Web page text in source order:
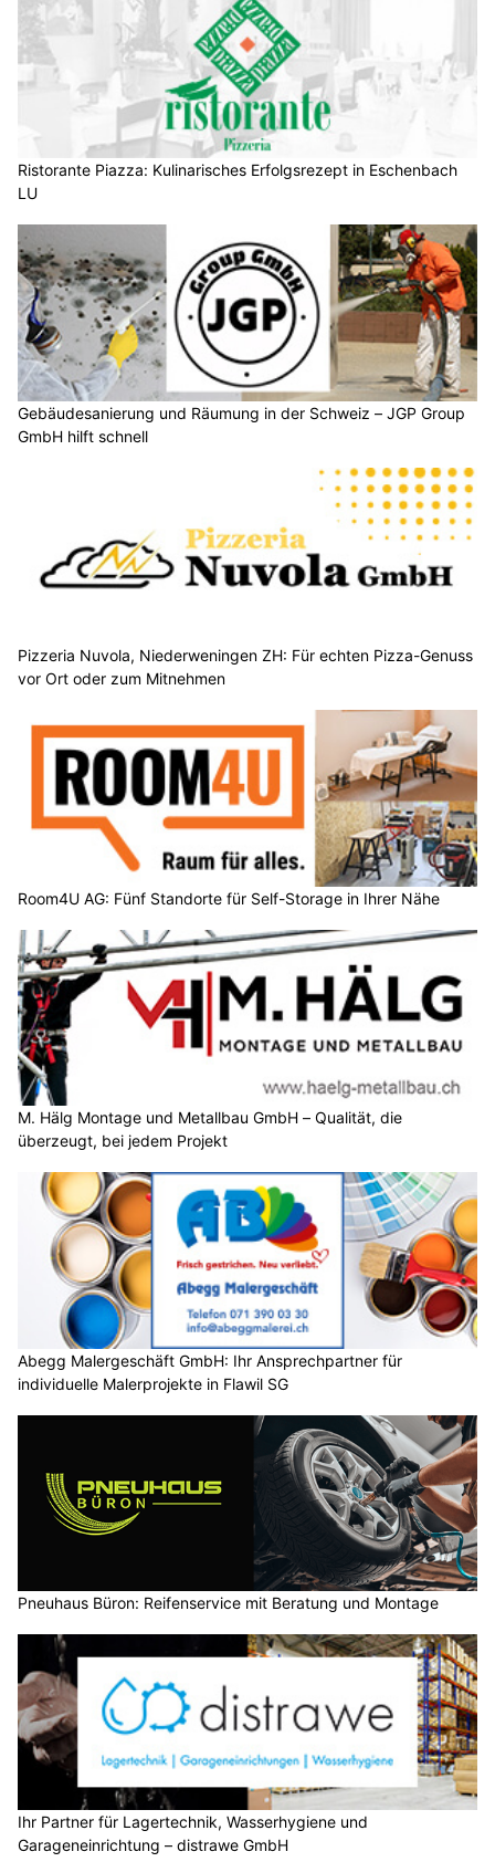
Ristorante Piazza: Kulinarisches Erfolgsrezept in Eschenbach
LU
Gebäudesanierung und Räumung in der Schweiz – JGP Group
GmbH hilft schnell
Pizzeria Nuvola, Niederweningen ZH: Für echten Pizza-Genuss
vor Ort oder zum Mitnehmen
Room4U AG: Fünf Standorte für Self-Storage in Ihrer Nähe
M. Hälg Montage und Metallbau GmbH – Qualität, die
überzeugt, bei jedem Projekt
Abegg Malergeschäft GmbH: Ihr Ansprechpartner für
individuelle Malerprojekte in Flawil SG
Pneuhaus Büron: Reifenservice mit Beratung und Montage
Ihr Partner für Lagertechnik, Wasserhygiene und
Garageneinrichtung – distrawe GmbH